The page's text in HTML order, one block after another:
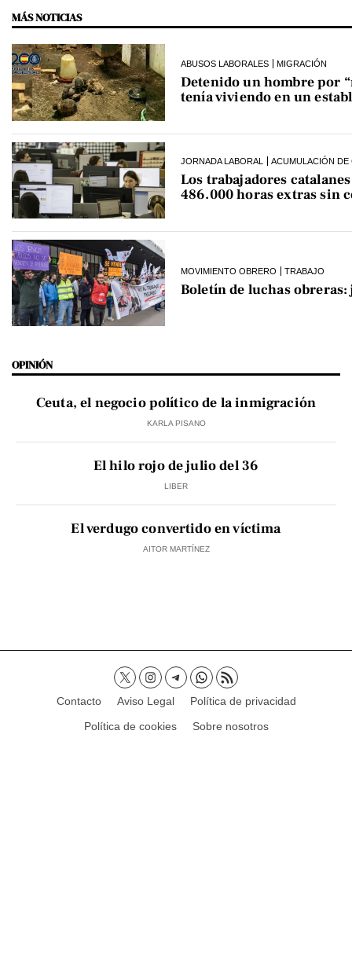
MÁS NOTICIAS
ABUSOS LABORALES MIGRACIÓN
Detenido un hombre por
tenía viviendo en un
JORNADA LABORAL ACUMULACIÓN DE
Los trabajadores
486.000 horas extras sin
MOVIMIENTO OBRERO TRABAJO
Boletín de luchas
OPINIÓN
Ceuta, el negocio político de la inmigración
KARLA PISANO
El hilo rojo de julio del 36
LIBER
El verdugo convertido en víctima
AITOR MARTÍNEZ
Contacto Aviso Legal
Política de privacidad
Política de cookies
Sobre nosotros